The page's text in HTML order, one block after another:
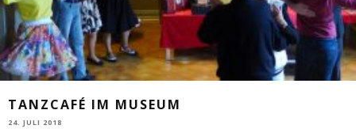
TANZCAFÉ IM MUSEUM
24. JULI 2018